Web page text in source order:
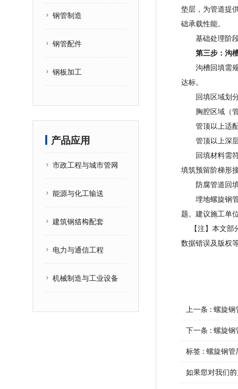
钢管制造
钢管配件
钢板加工
产品应用
市政工程与城市管网
能源与化工输送
建筑钢结构配套
电力与通信工程
机械制造与工业设备
垫层，为管道提
础承载性能。
基础处理阶段
第三步：沟
沟槽回填需规
达标。
回填区域划分
胸腔区域（管
管顶以上适配
管顶以上深层
回填材料需符
填筑预留阶梯形
防腐管道回填
埋地螺旋钢
题。建议施工单
【注】本文部
数据错误及版权
上一条 :螺旋钢
下一条 :螺旋钢
标签 :螺旋钢管
如果您对我们